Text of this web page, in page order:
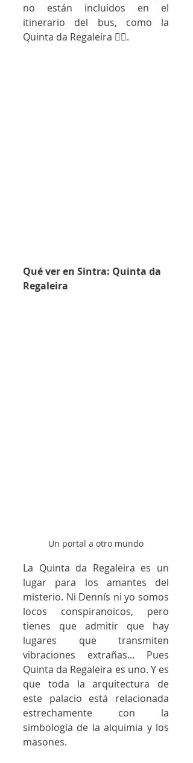
no están incluidos en el
itinerario del bus, como la
Quinta da Regaleira 👇🏼.
Qué ver en Sintra: Quinta da
Regaleira
Un portal a otro mundo
La Quinta da Regaleira es un
lugar para los amantes del
misterio. Ni Dennís ni yo somos
locos conspiranoicos, pero
tienes que admitir que hay
lugares que transmiten
vibraciones extrañas... Pues
Quinta da Regaleira es uno. Y es
que toda la arquitectura de
este palacio está relacionada
estrechamente con la
simbología de la alquimia y los
masones.